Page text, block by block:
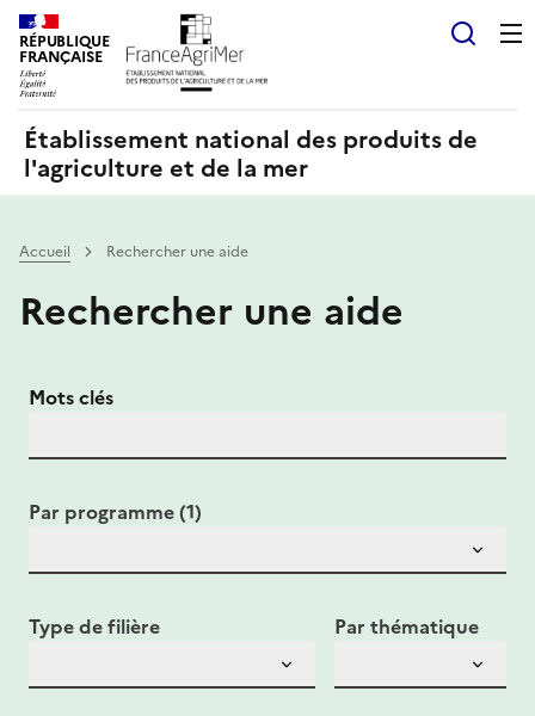
RÉPUBLIQUE
FRANÇAISE
Établissement national des produits de
l'agriculture et de la mer
Accueil Rechercher une aide
Rechercher une aide
Mots clés
Par programme (1)
Type de filière Par thématique
Panneau de gestion des cookies